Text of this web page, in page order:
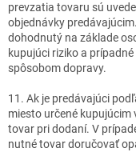
prevzatia tovaru sú
objednávky
dohodnutý na základe
kupujúci riziko a
spôsobom dopravy.
11. Ak je predávajúci
miesto určené kupujúcim
tovar pri dodaní. V
nutné tovar doručovať